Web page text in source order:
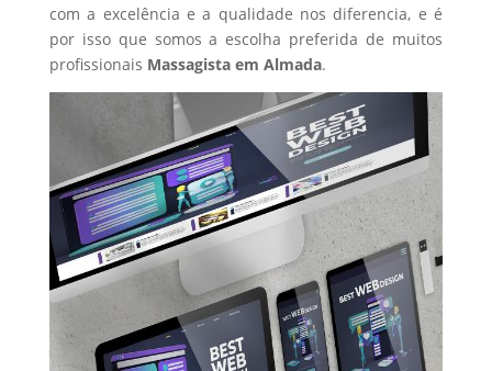
com a excelência e a qualidade nos diferencia, e é
por isso que somos a escolha preferida de muitos
profissionais Massagistaem Almada.